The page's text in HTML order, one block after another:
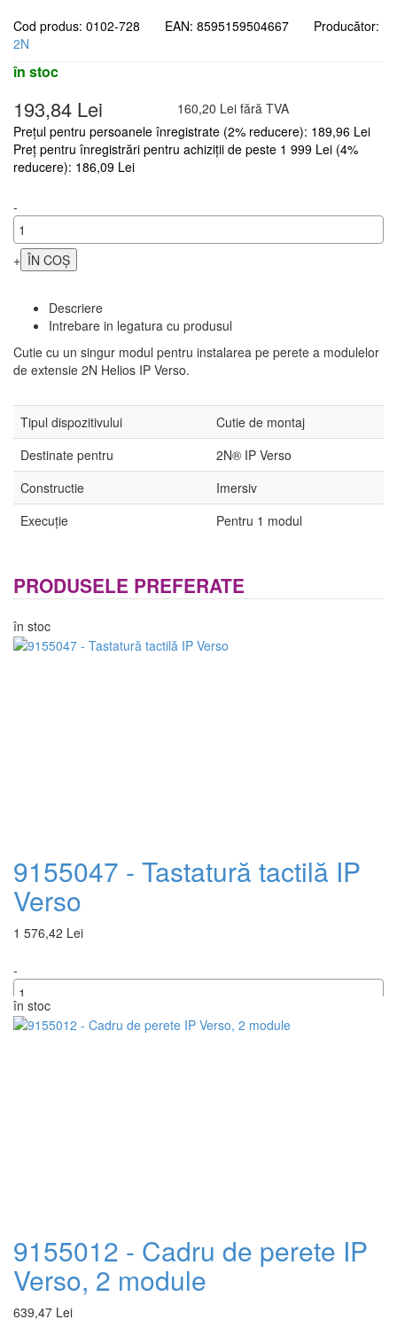
Cod produs: 0102-728 EAN: 8595159504667 Producător:
2N
în stoc
193,84 Lei
160,20 Lei fără TVA
Prețul pentru persoanele înregistrate (2% reducere): 189,96 Lei
Preț pentru înregistrări pentru achiziții de peste 1 999 Lei (4%
reducere): 186,09 Lei
-
+
Descriere
Intrebare in legatura cu produsul
Cutie cu un singur modul pentru instalarea pe perete a modulelor
de extensie 2N Helios IP Verso.
Tipul dispozitivului
Cutie de montaj
Destinate pentru
2N® IP Verso
Constructie
Imersiv
Execuţie
Pentru 1 modul
PRODUSELE PREFERATE
în stoc
9155047 - Tastatură tactilă IP
Verso
1 576,42 Lei
-
+
în stoc
9155012 - Cadru de perete IP
Verso, 2 module
639,47 Lei